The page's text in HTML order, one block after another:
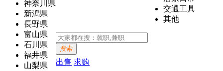
神奈川県
新潟県
長野県
富山県
石川県
福井県
山梨県
交通工具
其他
搜索
出售 求购